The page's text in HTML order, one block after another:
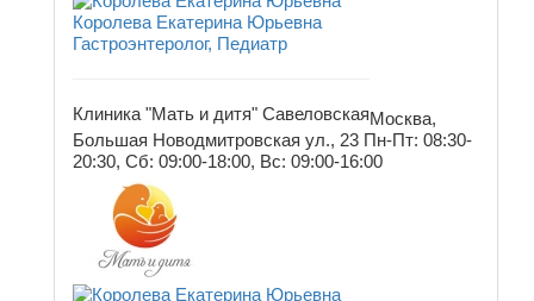
Королева Екатерина Юрьевна
Гастроэнтеролог, Педиатр
Клиника "Мать и дитя" СавеловскаяМосква,
Большая Новодмитровская ул., 23 Пн-Пт: 08:30-
20:30, Сб: 09:00-18:00, Вс: 09:00-16:00